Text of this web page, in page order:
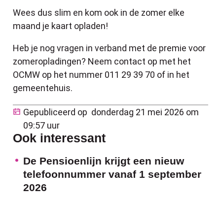
Wees dus slim en kom ook in de zomer elke
maand je kaart opladen!
Heb je nog vragen in verband met de premie voor
zomeropladingen? Neem contact op met het
OCMW op het nummer 011 29 39 70 of in het
gemeentehuis.
Gepubliceerd op donderdag 21 mei 2026 om
09:57 uur
Ook interessant
De Pensioenlijn krijgt een nieuw
telefoonnummer vanaf 1 september
2026